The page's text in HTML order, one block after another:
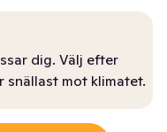
dig. Välj efter
snällast mot klimatet.